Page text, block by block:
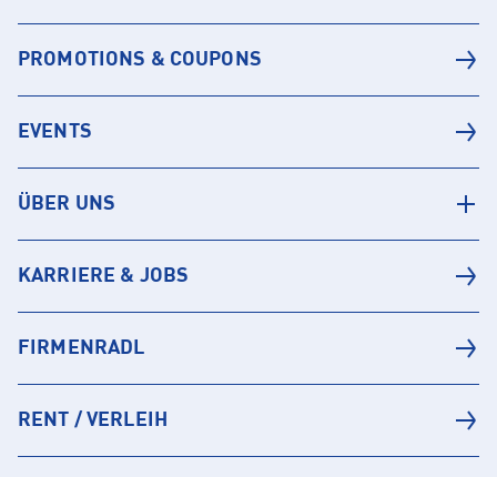
PROMOTIONS & COUPONS
EVENTS
ÜBER UNS
KARRIERE & JOBS
FIRMENRADL
RENT / VERLEIH